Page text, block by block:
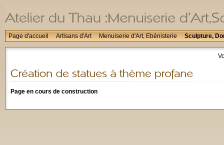
Page d'accueil Artisans d'Art Menuiserie d'Art, Ebénisterie Sculpture,
Page en cours de construction